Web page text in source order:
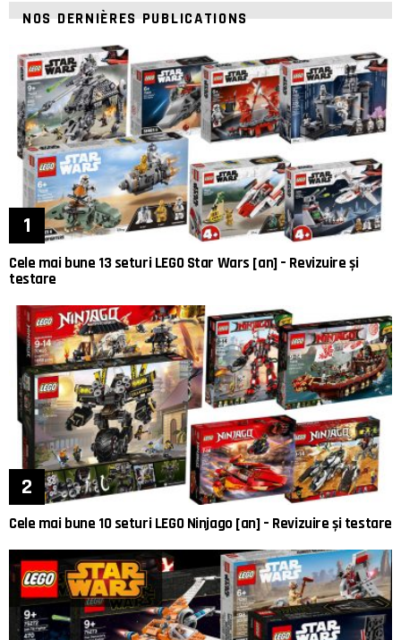
NOS DERNIÈRES PUBLICATIONS
Cele mai bune 13 seturi LEGO Star Wars [an] – Revizuire și
testare
Cele mai bune 10 seturi LEGO Ninjago [an] – Revizuire și testare